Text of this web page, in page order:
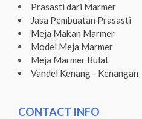
Prasasti dari Marmer
Jasa Pembuatan Prasasti
Meja Makan Marmer
Model Meja Marmer
Meja Marmer Bulat
Vandel Kenang - Kenangan
CONTACT INFO